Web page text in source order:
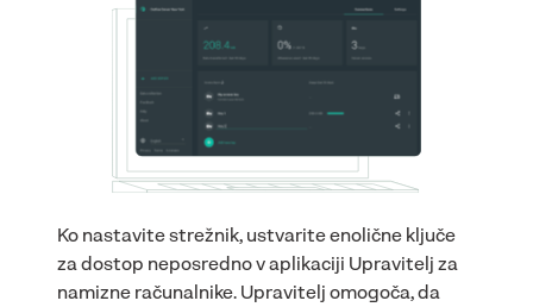
Ko nastavite strežnik, ustvarite enolične ključe
za dostop neposredno v aplikaciji Upravitelj za
namizne računalnike. Upravitelj omogoča, da